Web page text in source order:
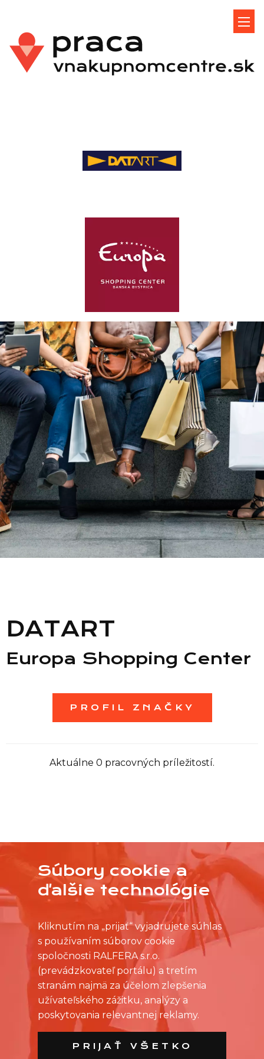
Zoznam predajní
DATART
Europa Shopping Center
PROFIL ZNAČKY
Aktuálne 0 pracovných príležitostí.
NEVYBRALI STE SI Z PRACOVNÝCH PONÚK?
OSLOVTE PREDAJŇU PRIAMO S VAŠIMI
ČASOVÝMI MOŽNOSŤAMI
Súbory cookie a
ďalšie technológie
Kliknutím na „prijať“ vyjadrujete súhlas
s používaním súborov cookie
spoločnosti RALFERA s.r.o.
(prevádzkovateľ portálu) a tretím
stranám najmä za účelom zlepšenia
užívateľského zážitku, analýzy a
poskytovania relevantnej reklamy.
PRIJAŤ VŠETKO